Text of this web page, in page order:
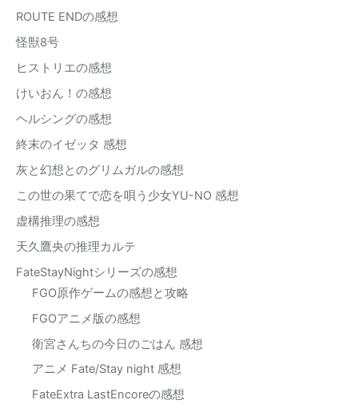
ROUTE ENDの感想
怪獣8号
ヒストリエの感想
けいおん！の感想
ヘルシングの感想
終末のイゼッタ 感想
灰と幻想とのグリムガルの感想
この世の果てで恋を唄う少女YU-NO 感想
虚構推理の感想
天久鷹央の推理カルテ
FateStayNightシリーズの感想
FGO原作ゲームの感想と攻略
FGOアニメ版の感想
衛宮さんちの今日のごはん 感想
アニメ Fate/Stay night 感想
FateExtra LastEncoreの感想